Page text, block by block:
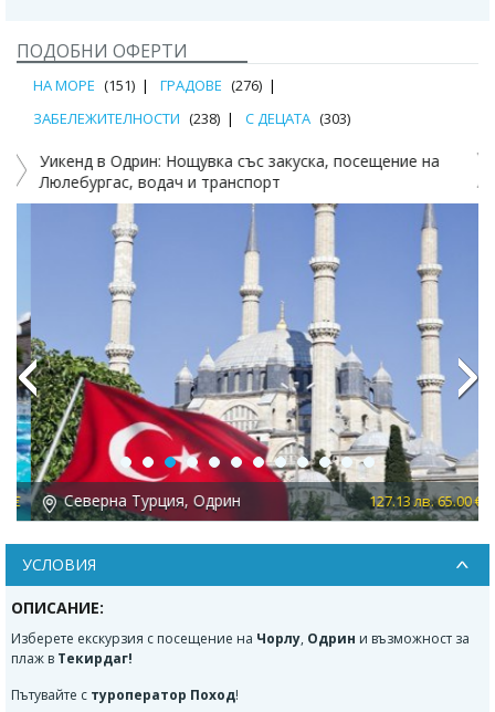
ПОДОБНИ ОФЕРТИ
НА МОРЕ (151) ГРАДОВЕ (276)
ЗАБЕЛЕЖИТЕЛНОСТИ (238) С ДЕЦАТА (303)
Уикенд в Одрин: Нощувка със закуска, посещение на
Люлебургас, водач и транспорт
Северна Турция, Одрин 127.13 лв. 65.00 €
Previous Next
УСЛОВИЯ
ОПИСАНИЕ:
Изберете екскурзия с посещение на Чорлу, Одрин и възможност за
плаж в Текирдаг!
Пътувайте с туроператор Поход!